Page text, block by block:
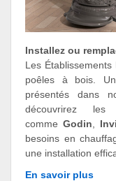
Installez ou
Les
poêles à bois.
présentés dans
découvrirez les
comme Godin
besoins en
une installation
En savoir plus